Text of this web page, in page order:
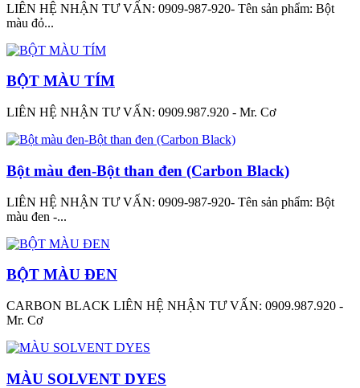
LIÊN HỆ NHẬN TƯ VẤN: 0909-987-920- Tên sản phẩm: Bột
màu đỏ...
BỘT MÀU TÍM
LIÊN HỆ NHẬN TƯ VẤN: 0909.987.920 - Mr. Cơ
Bột màu đen-Bột than đen (Carbon Black)
LIÊN HỆ NHẬN TƯ VẤN: 0909-987-920- Tên sản phẩm: Bột
màu đen -...
BỘT MÀU ĐEN
CARBON BLACK LIÊN HỆ NHẬN TƯ VẤN: 0909.987.920 -
Mr. Cơ
MÀU SOLVENT DYES